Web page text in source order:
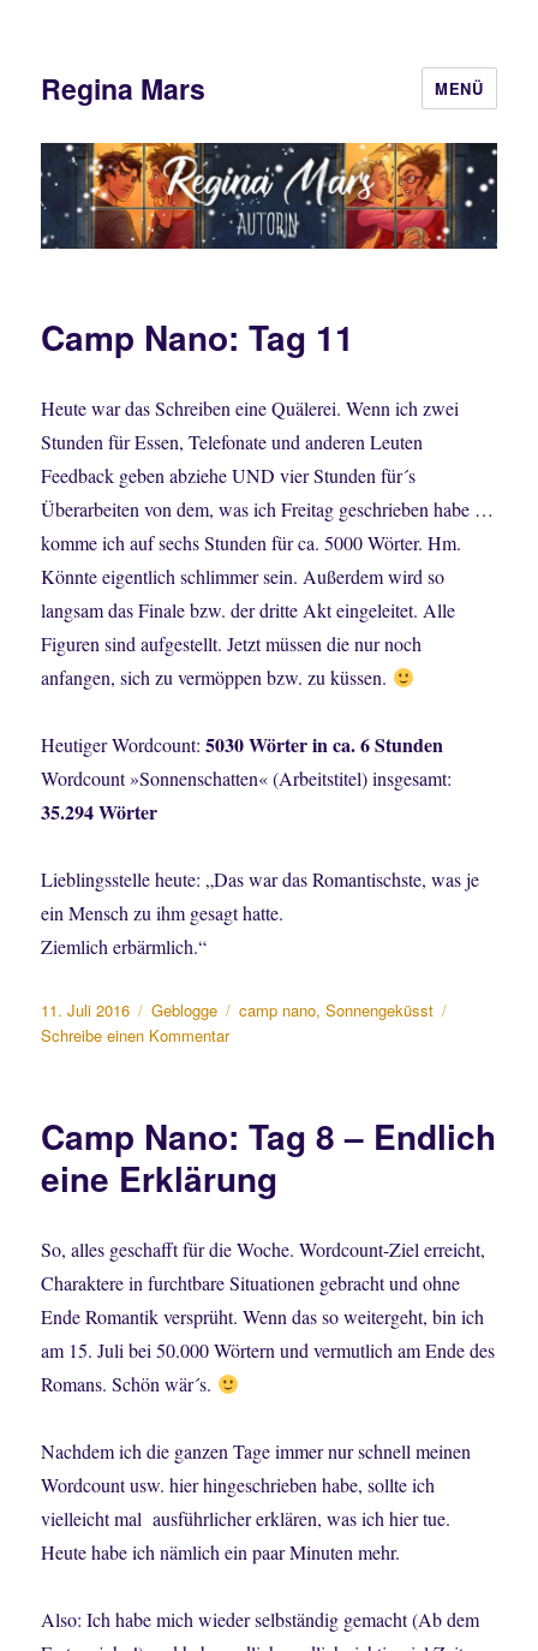
Regina Mars MENÜ
Camp Nano: Tag 11
Heute war das Schreiben eine Quälerei. Wenn ich zwei
Stunden für Essen, Telefonate und anderen Leuten
Feedback geben abziehe UND vier Stunden für´s
Überarbeiten von dem, was ich Freitag geschrieben habe …
komme ich auf sechs Stunden für ca. 5000 Wörter. Hm.
Könnte eigentlich schlimmer sein. Außerdem wird so
langsam das Finale bzw. der dritte Akt eingeleitet. Alle
Figuren sind aufgestellt. Jetzt müssen die nur noch
anfangen, sich zu vermöppen bzw. zu küssen.
Heutiger Wordcount:5030 Wörter in ca. 6 Stunden
Wordcount »Sonnenschatten« (Arbeitstitel) insgesamt:
35.294 Wörter
Lieblingsstelle heute: „Das war das Romantischste, was je
ein Mensch zu ihm gesagt hatte.
Ziemlich erbärmlich.“
Veröffentlicht
am
11. Juli 2016 Kategorien
Geblogge Schlagwörter
camp nano,Sonnengeküsst
Schreibe einen Kommentarzu
11
Camp Nano: Tag 8 – Endlich
eine Erklärung
So, alles geschafft für die Woche. Wordcount-Ziel erreicht,
Charaktere in furchtbare Situationen gebracht und ohne
Ende Romantik versprüht. Wenn das so weitergeht, bin ich
am 15. Juli bei 50.000 Wörtern und vermutlich am Ende des
Romans. Schön wär´s.
Nachdem ich die ganzen Tage immer nur schnell meinen
Wordcount usw. hier hingeschrieben habe, sollte ich
vielleicht mal ausführlicher erklären, was ich hier tue.
Heute habe ich nämlich ein paar Minuten mehr.
Also: Ich habe mich wieder selbständig gemacht (Ab dem